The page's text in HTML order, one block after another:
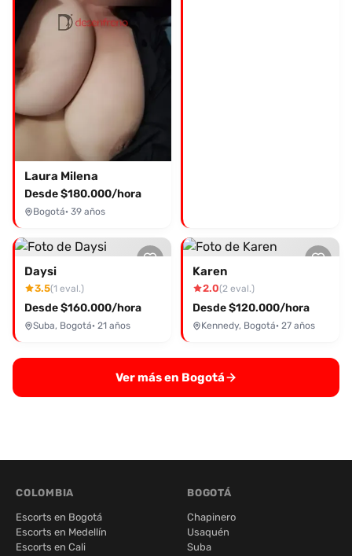
Laura Milena
Desde $180.000/hora
Bogotá· 39 años
Daysi
3.5(1 eval.)
Desde $160.000/hora
Suba, Bogotá· 21 años
Karen
2.0(2 eval.)
Desde $120.000/hora
Kennedy, Bogotá· 27 años
Ver más en Bogotá
COLOMBIA
Escorts en Bogotá
Escorts en Medellín
Escorts en Cali
BOGOTÁ
Chapinero
Usaquén
Suba